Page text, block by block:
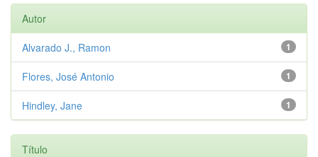
Autor
1
Alvarado J., Ramon
1
Flores, José Antonio
1
Hindley, Jane
Título